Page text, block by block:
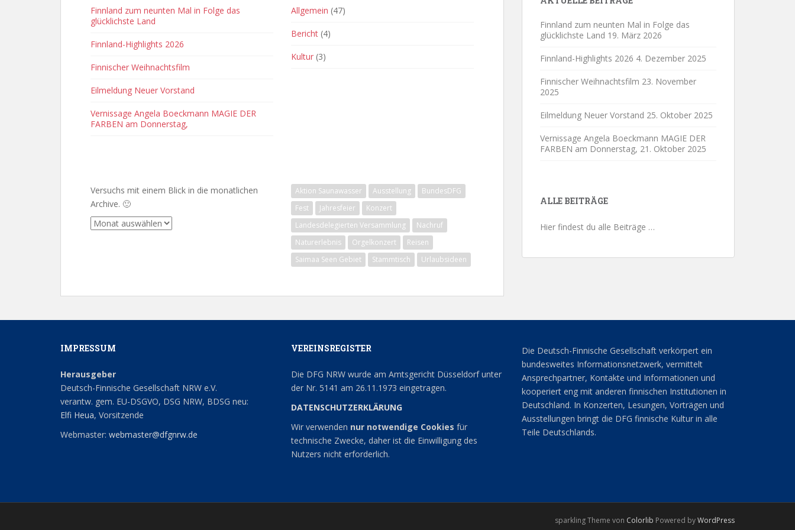
Finnland zum neunten Mal in Folge das
glücklichste Land
Finnland-Highlights 2026
Finnischer Weihnachtsfilm
Eilmeldung Neuer Vorstand
Vernissage Angela Boeckmann MAGIE DER
FARBEN am Donnerstag,
Allgemein (47)
Bericht (4)
Kultur (3)
Versuchs mit einem Blick in die monatlichen
Archive. 🙂
Archive
Aktion Saunawasser Ausstellung
BundesDFG
Fest
Jahresfeier
Konzert
Landesdelegierten Versammlung
Nachruf
Naturerlebnis
Orgelkonzert
Reisen
Saimaa Seen Gebiet
Stammtisch Urlaubsideen
Finnland zum neunten Mal in Folge das
glücklichste Land 19. März 2026
Finnland-Highlights 2026 4. Dezember 2025
Finnischer Weihnachtsfilm 23. November
2025
Eilmeldung Neuer Vorstand 25. Oktober 2025
Vernissage Angela Boeckmann MAGIE DER
FARBEN am Donnerstag, 21. Oktober 2025
ALLE BEITRÄGE
Hier findest du alle Beiträge …
IMPRESSUM
Herausgeber
Deutsch-Finnische Gesellschaft NRW e.V.
verantw. gem. EU-DSGVO, DSG NRW, BDSG neu:
Elfi Heua, Vorsitzende
Webmaster: webmaster@dfgnrw.de
VEREINSREGISTER
Die DFG NRW wurde am Amtsgericht Düsseldorf unter
der Nr. 5141 am 26.11.1973 eingetragen.
DATENSCHUTZERKLÄRUNG
Wir verwenden nur notwendige Cookies für
technische Zwecke, daher ist die Einwilligung des
Nutzers nicht erforderlich.
Die Deutsch-Finnische Gesellschaft verkörpert ein
bundesweites Informationsnetzwerk, vermittelt
Ansprechpartner, Kontakte und Informationen und
kooperiert eng mit anderen finnischen Institutionen in
Deutschland. In Konzerten, Lesungen, Vorträgen und
Ausstellungen bringt die DFG finnische Kultur in alle
Teile Deutschlands.
sparkling Theme von Colorlib Powered byWordPress